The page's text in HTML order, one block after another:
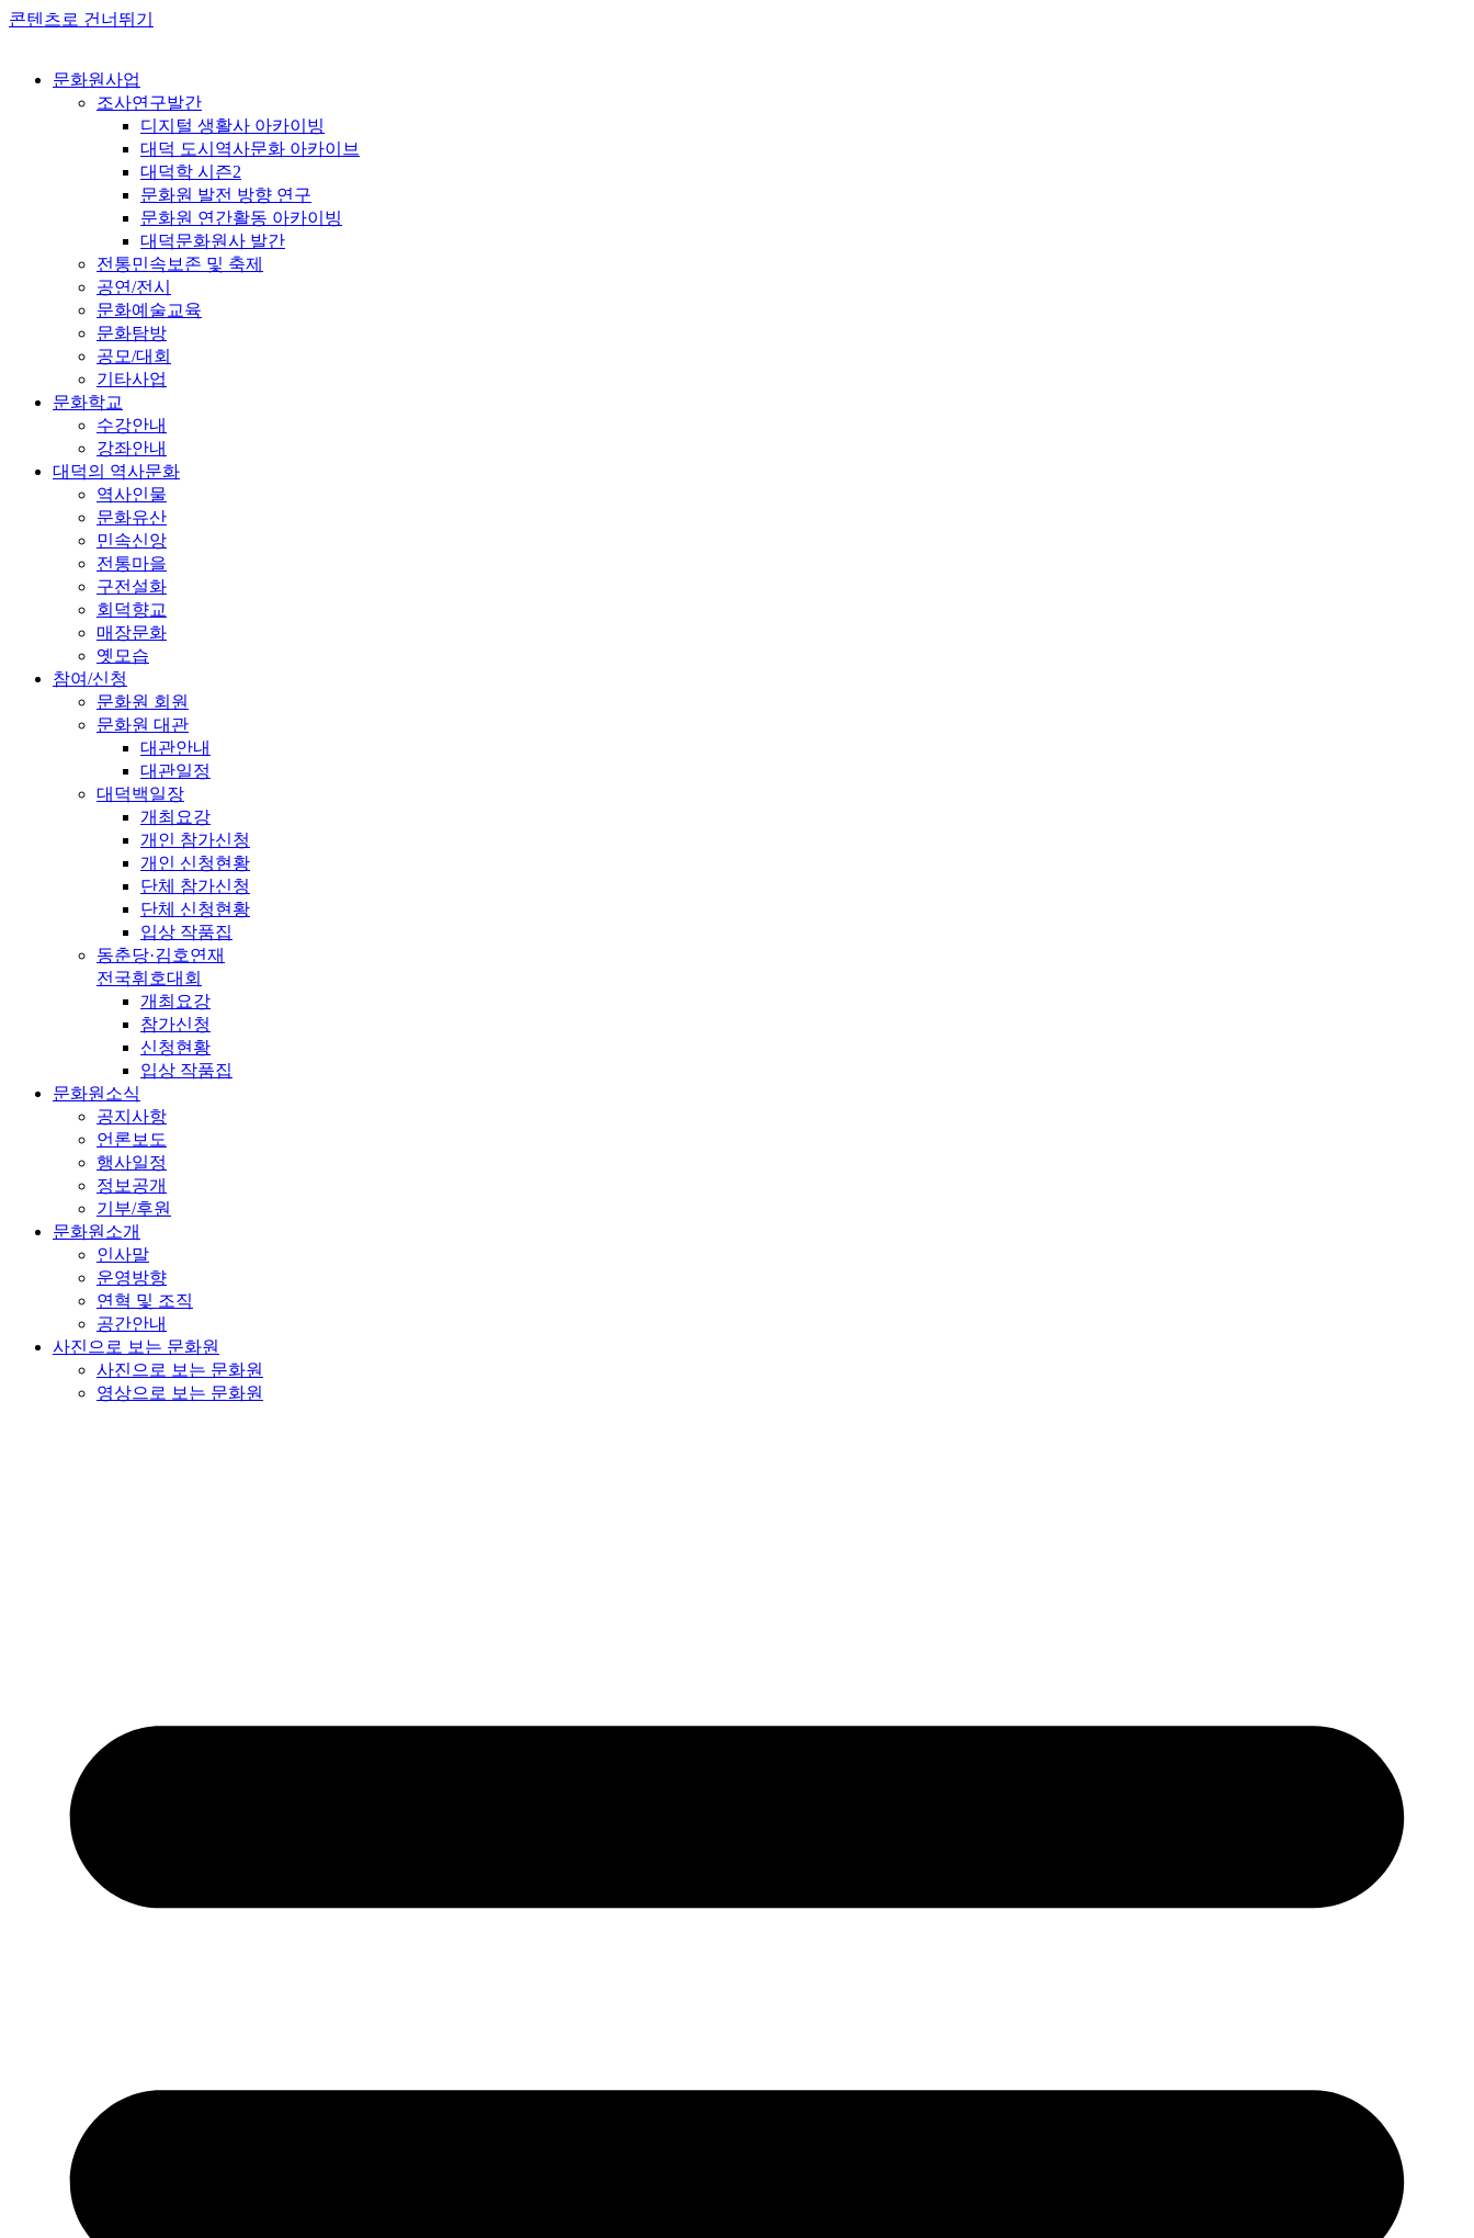
콘텐츠로 건너뛰기
문화원사업
조사연구발간
디지털 생활사 아카이빙
대덕 도시역사문화 아카이브
대덕학 시즌2
문화원 발전 방향 연구
문화원 연간활동 아카이빙
대덕문화원사 발간
전통민속보존 및 축제
공연/전시
문화예술교육
문화탐방
공모/대회
기타사업
문화학교
수강안내
강좌안내
대덕의 역사문화
역사인물
문화유산
민속신앙
전통마을
구전설화
회덕향교
매장문화
옛모습
참여/신청
문화원 회원
문화원 대관
대관안내
대관일정
대덕백일장
개최요강
개인 참가신청
개인 신청현황
단체 참가신청
단체 신청현황
입상 작품집
동춘당·김호연재
전국휘호대회
개최요강
참가신청
신청현황
입상 작품집
문화원소식
공지사항
언론보도
행사일정
정보공개
기부/후원
문화원소개
인사말
운영방향
연혁 및 조직
공간안내
사진으로 보는 문화원
사진으로 보는 문화원
영상으로 보는 문화원